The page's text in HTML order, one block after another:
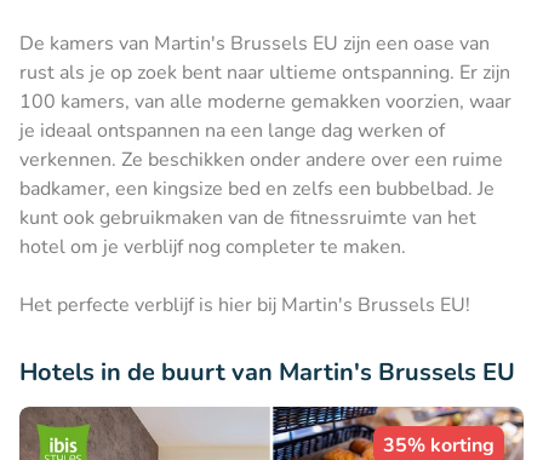
De kamers van Martin's Brussels EU zijn een oase van
rust als je op zoek bent naar ultieme ontspanning. Er zijn
100 kamers, van alle moderne gemakken voorzien, waar
je ideaal ontspannen na een lange dag werken of
verkennen. Ze beschikken onder andere over een ruime
badkamer, een kingsize bed en zelfs een bubbelbad. Je
kunt ook gebruikmaken van de fitnessruimte van het
hotel om je verblijf nog completer te maken.
Het perfecte verblijf is hier bij Martin's Brussels EU!
Hotels in de buurt van Martin's Brussels EU
35% korting